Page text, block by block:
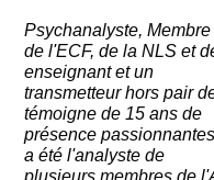
Psychanalyste, Membre
de l'ECF, de la NLS et
enseignant et un
transmetteur hors pair
témoigne de 15 ans de
présence
a été l'analyste de
plusieurs membres de